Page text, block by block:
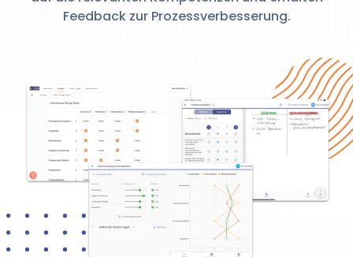
Feedback zur Prozessverbesserung.